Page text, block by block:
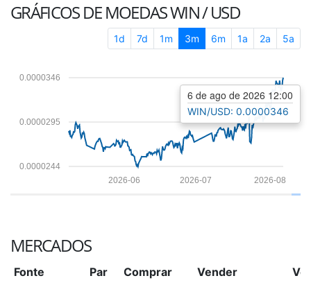
GRÁFICOS DE MOEDASWIN / USD
1d 7d 1m 3m 6m 1a 2a 5a
0.0000244
0.0000295
0.0000346
2026-08
2026-07
2026-06
6 de ago de 2026 12:00
WIN/USD: 0.0000346
MERCADOS
Fonte Par Comprar Vender